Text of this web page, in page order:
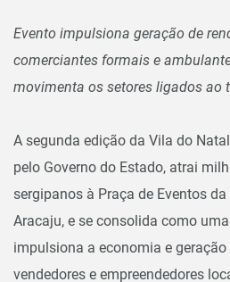
Evento impulsiona geração de
comerciantes formais e
movimenta os setores ligados ao
A segunda edição da Vila do
pelo Governo do Estado, atrai
sergipanos à Praça de Eventos
Aracaju, e se consolida como
impulsiona a economia e geração
vendedores e empreendedores